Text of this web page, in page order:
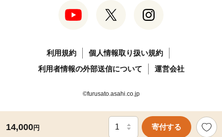
14,000円 寄付する
利用規約
個人情報取り扱い規約
利用者情報の外部送信について
運営会社
©furusato.asahi.co.jp